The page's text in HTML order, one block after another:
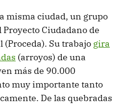
misma ciudad, un grupo
Ciudadano de
Su trabajo gira
(arroyos) de una
más de 90.000
muy importante tanto
De las quebradas